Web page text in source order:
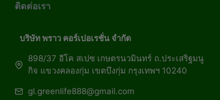
ติดต่อเรา
บริษัท พราว คอร์เปอเรชั่น จำกัด
898/37 อีโค สเปซ เกษตรนวมินทร์ ถ.ประเสริฐมนู
กิจ แขวงคลองกุ่ม เขตบึงกุ่ม กรุงเทพฯ 10240
gl.greenlife888@gmail.com